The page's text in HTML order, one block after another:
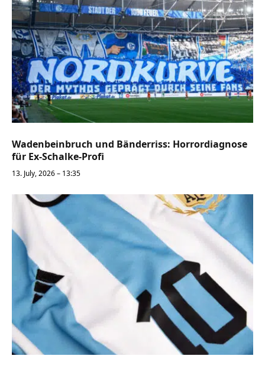
Wadenbeinbruch und Bänderriss: Horrordiagnose
für Ex-Schalke-Profi
13. July, 2026 – 13:35